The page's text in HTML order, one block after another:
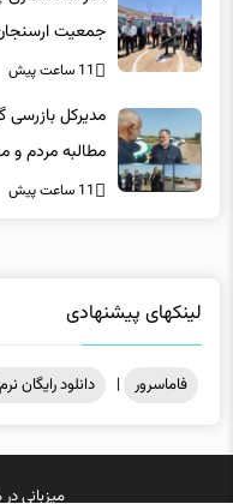
جمعیت
11 ساعت پیش
مدیرکل بازرسی
مطالبه مردم
11 ساعت پیش
لینکهای پیشنهادی
فاماسرور | دانلود رایگان
میزبانی در